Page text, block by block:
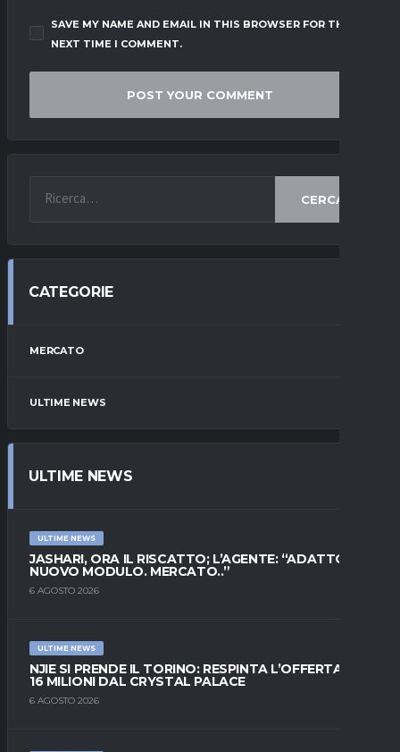
SAVE MY NAME AND EMAIL IN THIS BROWSER FOR THE
NEXT TIME I COMMENT.
CERCA
CATEGORIE
MERCATO
ULTIME NEWS
ULTIME NEWS
ULTIME NEWS
JASHARI, ORA IL RISCATTO; L’AGENTE: “ADATTO AL
NUOVO MODULO. MERCATO..”
6 AGOSTO 2026
ULTIME NEWS
NJIE SI PRENDE IL TORINO: RESPINTA L’OFFERTA DI
16 MILIONI DAL CRYSTAL PALACE
6 AGOSTO 2026